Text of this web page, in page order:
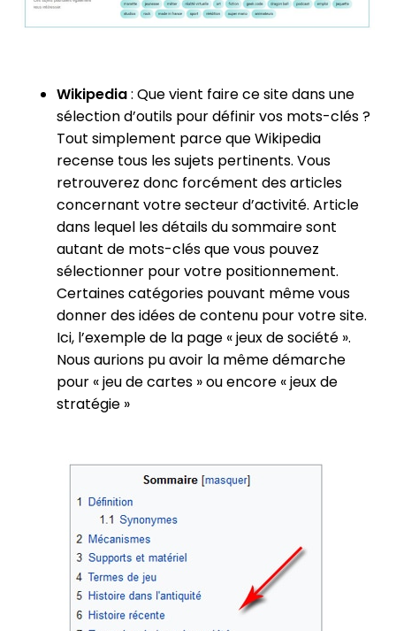
Wikipedia: Que vient faire ce site dans une
sélection d’outils pour définir vos mots-clés ?
Tout simplement parce que Wikipedia
recense tous les sujets pertinents. Vous
retrouverez donc forcément des articles
concernant votre secteur d’activité. Article
dans lequel les détails du sommaire sont
autant de mots-clés que vous pouvez
sélectionner pour votre positionnement.
Certaines catégories pouvant même vous
donner des idées de contenu pour votre site.
Ici, l’exemple de la page « jeux de société ».
Nous aurions pu avoir la même démarche
pour « jeu de cartes » ou encore « jeux de
stratégie »